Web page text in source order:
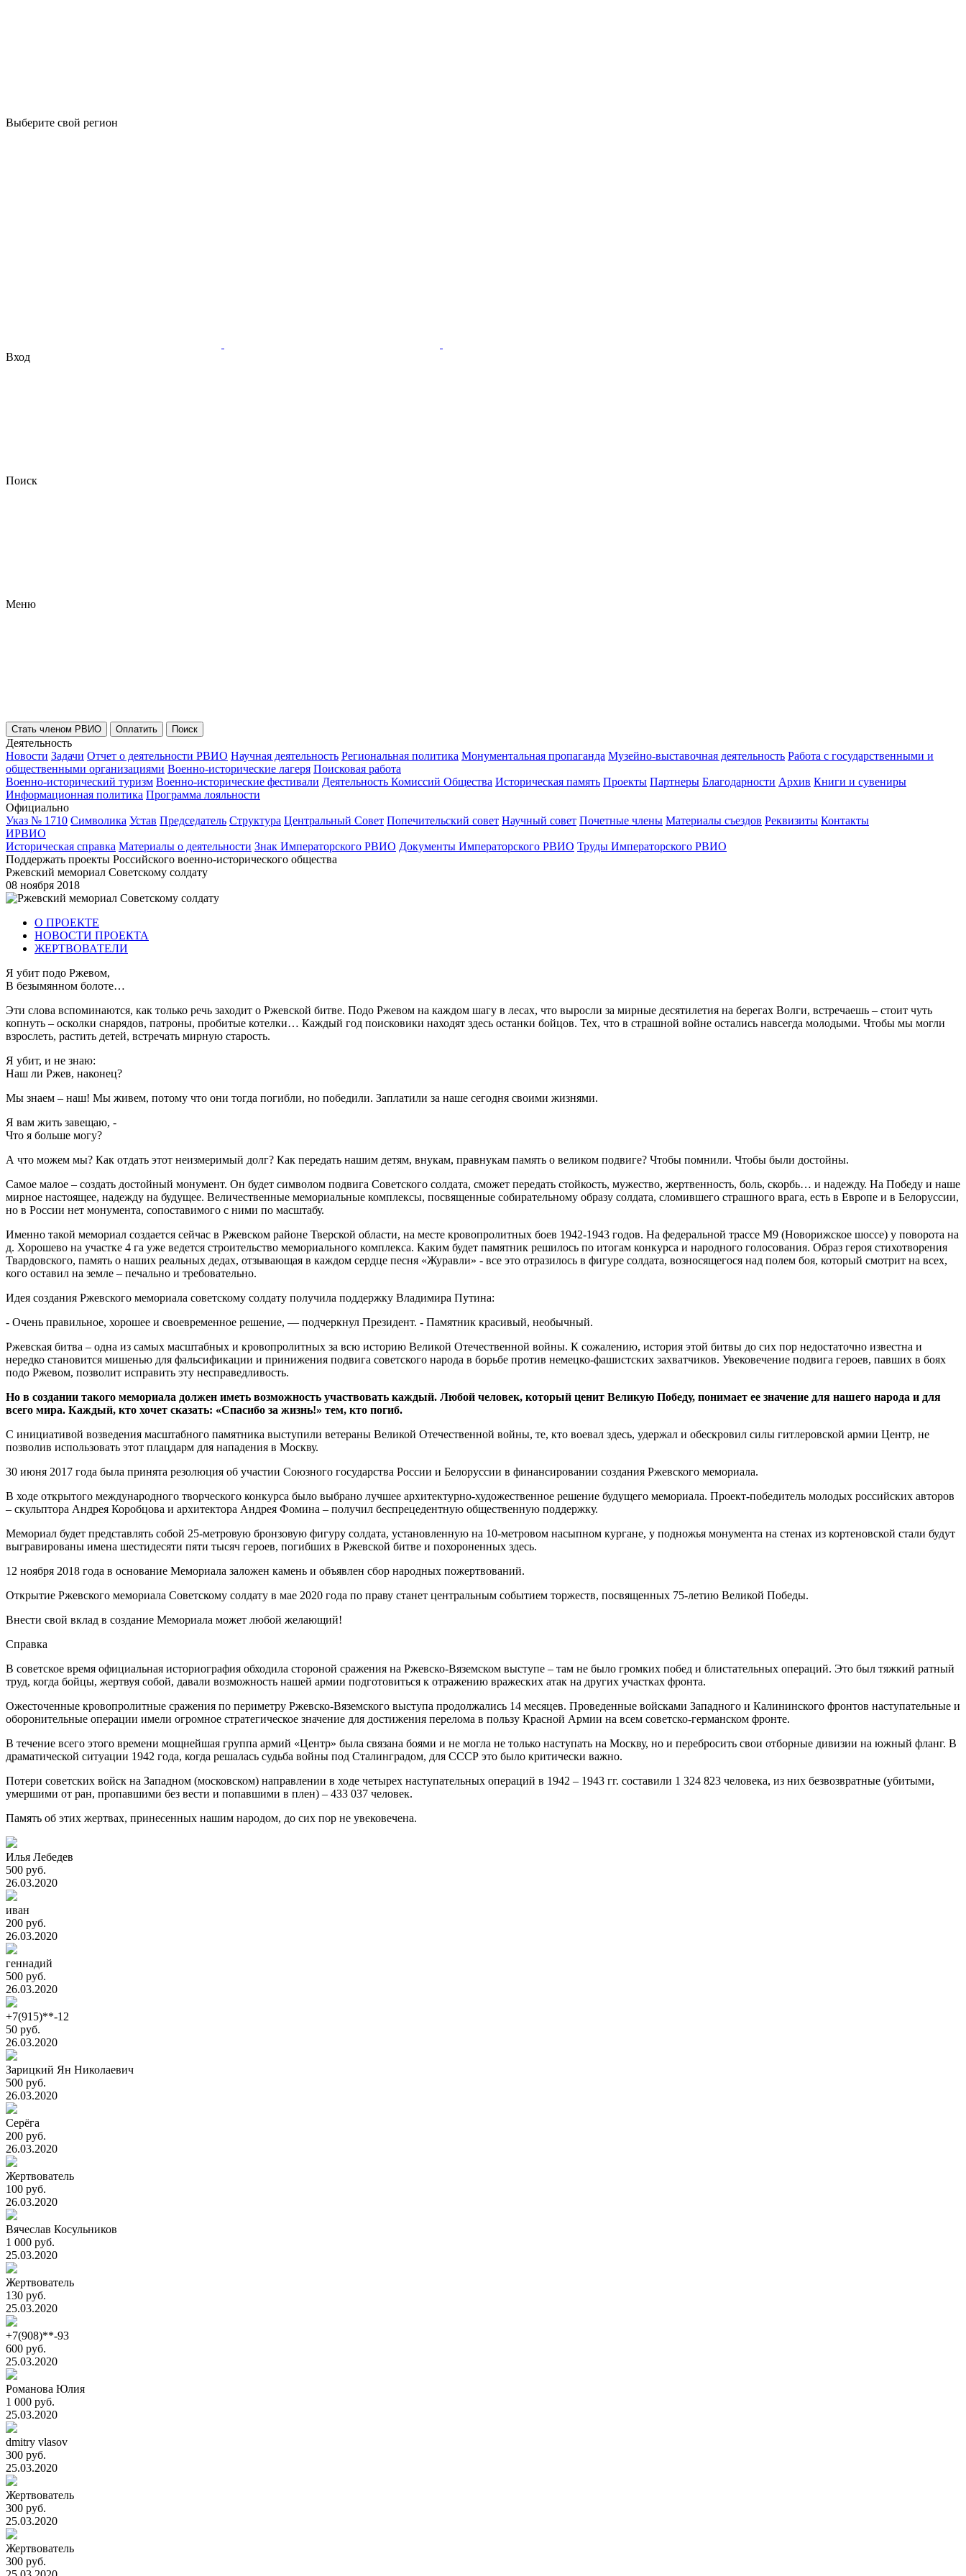
Выберите свой регион
Вход
Поиск
Меню
Стать членом РВИО Оплатить Поиск
Деятельность
Новости Задачи Отчет о деятельности РВИО Научная деятельность Региональная политика Монументальная пропаганда Музейно-выставочная деятельность Работа с государственными и
общественными организациями Военно-исторические лагеря Поисковая работа
Военно-исторический туризм Военно-исторические фестивали Деятельность Комиссий Общества Историческая память Проекты Партнеры Благодарности Архив Книги и сувениры
Информационная политика Программа лояльности
Официально
Указ № 1710 Символика Устав Председатель Структура Центральный Совет Попечительский совет Научный совет Почетные члены Материалы съездов Реквизиты Контакты
ИРВИО
Историческая справка Материалы о деятельности Знак Императорского РВИО Документы Императорского РВИО Труды Императорского РВИО
Поддержать проекты Российского военно-исторического общества
Ржевский мемориал Советскому солдату
08 ноября 2018
О ПРОЕКТЕ
НОВОСТИ ПРОЕКТА
ЖЕРТВОВАТЕЛИ
Я убит подо Ржевом,
В безымянном болоте…
Эти слова вспоминаются, как только речь заходит о Ржевской битве. Подо Ржевом на каждом шагу в лесах, что выросли за мирные десятилетия на берегах Волги, встречаешь – стоит чуть
копнуть – осколки снарядов, патроны, пробитые котелки… Каждый год поисковики находят здесь останки бойцов. Тех, что в страшной войне остались навсегда молодыми. Чтобы мы могли
взрослеть, растить детей, встречать мирную старость.
Я убит, и не знаю:
Наш ли Ржев, наконец?
Мы знаем – наш! Мы живем, потому что они тогда погибли, но победили. Заплатили за наше сегодня своими жизнями.
Я вам жить завещаю, -
Что я больше могу?
А что можем мы? Как отдать этот неизмеримый долг? Как передать нашим детям, внукам, правнукам память о великом подвиге? Чтобы помнили. Чтобы были достойны.
Самое малое – создать достойный монумент. Он будет символом подвига Советского солдата, сможет передать стойкость, мужество, жертвенность, боль, скорбь… и надежду. На Победу и наше
мирное настоящее, надежду на будущее. Величественные мемориальные комплексы, посвященные собирательному образу солдата, сломившего страшного врага, есть в Европе и в Белоруссии,
но в России нет монумента, сопоставимого с ними по масштабу.
Именно такой мемориал создается сейчас в Ржевском районе Тверской области, на месте кровопролитных боев 1942-1943 годов. На федеральной трассе М9 (Новорижское шоссе) у поворота на
д. Хорошево на участке 4 га уже ведется строительство мемориального комплекса. Каким будет памятник решилось по итогам конкурса и народного голосования. Образ героя стихотворения
Твардовского, память о наших реальных дедах, отзывающая в каждом сердце песня «Журавли» - все это отразилось в фигуре солдата, возносящегося над полем боя, который смотрит на всех,
кого оставил на земле – печально и требовательно.
Идея создания Ржевского мемориала советскому солдату получила поддержку Владимира Путина:
- Очень правильное, хорошее и своевременное решение, — подчеркнул Президент. - Памятник красивый, необычный.
Ржевская битва – одна из самых масштабных и кровопролитных за всю историю Великой Отечественной войны. К сожалению, история этой битвы до сих пор недостаточно известна и
нередко становится мишенью для фальсификации и принижения подвига советского народа в борьбе против немецко-фашистских захватчиков. Увековечение подвига героев, павших в боях
подо Ржевом, позволит исправить эту несправедливость.
Но в создании такого мемориала должен иметь возможность участвовать каждый. Любой человек, который ценит Великую Победу, понимает ее значение для нашего народа и для
всего мира. Каждый, кто хочет сказать: «Спасибо за жизнь!» тем, кто погиб.
С инициативой возведения масштабного памятника выступили ветераны Великой Отечественной войны, те, кто воевал здесь, удержал и обескровил силы гитлеровской армии Центр, не
позволив использовать этот плацдарм для нападения в Москву.
30 июня 2017 года была принята резолюция об участии Союзного государства России и Белоруссии в финансировании создания Ржевского мемориала.
В ходе открытого международного творческого конкурса было выбрано лучшее архитектурно-художественное решение будущего мемориала. Проект-победитель молодых российских авторов
– скульптора Андрея Коробцова и архитектора Андрея Фомина – получил беспрецедентную общественную поддержку.
Мемориал будет представлять собой 25-метровую бронзовую фигуру солдата, установленную на 10-метровом насыпном кургане, у подножья монумента на стенах из кортеновской стали будут
выгравированы имена шестидесяти пяти тысяч героев, погибших в Ржевской битве и похороненных здесь.
12 ноября 2018 года в основание Мемориала заложен камень и объявлен сбор народных пожертвований.
Открытие Ржевского мемориала Советскому солдату в мае 2020 года по праву станет центральным событием торжеств, посвященных 75-летию Великой Победы.
Внести свой вклад в создание Мемориала может любой желающий!
Справка
В советское время официальная историография обходила стороной сражения на Ржевско-Вяземском выступе – там не было громких побед и блистательных операций. Это был тяжкий ратный
труд, когда бойцы, жертвуя собой, давали возможность нашей армии подготовиться к отражению вражеских атак на других участках фронта.
Ожесточенные кровопролитные сражения по периметру Ржевско-Вяземского выступа продолжались 14 месяцев. Проведенные войсками Западного и Калининского фронтов наступательные и
оборонительные операции имели огромное стратегическое значение для достижения перелома в пользу Красной Армии на всем советско-германском фронте.
В течение всего этого времени мощнейшая группа армий «Центр» была связана боями и не могла не только наступать на Москву, но и перебросить свои отборные дивизии на южный фланг. В
драматической ситуации 1942 года, когда решалась судьба войны под Сталинградом, для СССР это было критически важно.
Потери советских войск на Западном (московском) направлении в ходе четырех наступательных операций в 1942 – 1943 гг. составили 1 324 823 человека, из них безвозвратные (убитыми,
умершими от ран, пропавшими без вести и попавшими в плен) – 433 037 человек.
Память об этих жертвах, принесенных нашим народом, до сих пор не увековечена.
Илья Лебедев
500 руб.
26.03.2020
иван
200 руб.
26.03.2020
геннадий
500 руб.
26.03.2020
+7(915)**-12
50 руб.
26.03.2020
Зарицкий Ян Николаевич
500 руб.
26.03.2020
Серёга
200 руб.
26.03.2020
Жертвователь
100 руб.
26.03.2020
Вячеслав Косульников
1 000 руб.
25.03.2020
Жертвователь
130 руб.
25.03.2020
+7(908)**-93
600 руб.
25.03.2020
Романова Юлия
1 000 руб.
25.03.2020
dmitry vlasov
300 руб.
25.03.2020
Жертвователь
300 руб.
25.03.2020
Жертвователь
300 руб.